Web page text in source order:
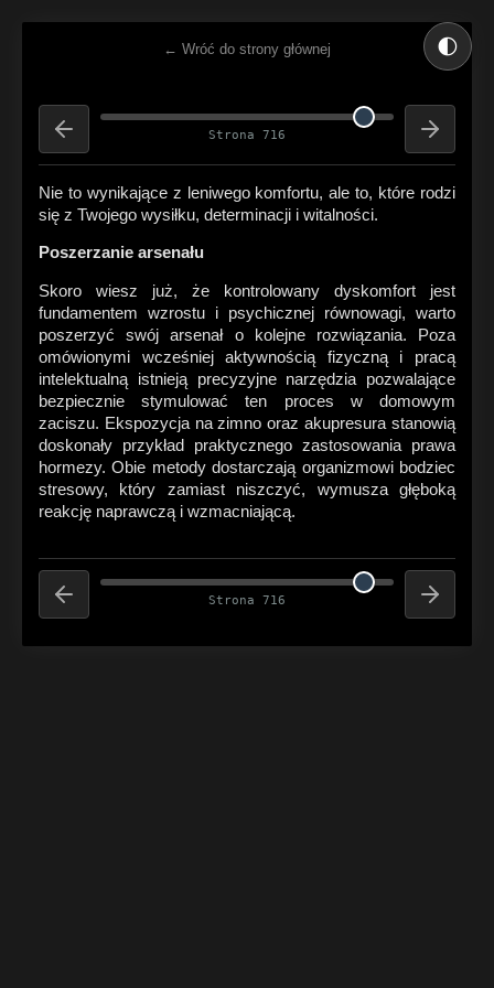
🌓
← Wróć do strony głównej
Strona 716
Nie to wynikające z leniwego komfortu, ale to, które rodzi
się z Twojego wysiłku, determinacji i witalności.
Poszerzanie arsenału
Skoro wiesz już, że kontrolowany dyskomfort jest
fundamentem wzrostu i psychicznej równowagi, warto
poszerzyć swój arsenał o kolejne rozwiązania. Poza
omówionymi wcześniej aktywnością fizyczną i pracą
intelektualną istnieją precyzyjne narzędzia pozwalające
bezpiecznie stymulować ten proces w domowym
zaciszu. Ekspozycja na zimno oraz akupresura stanowią
doskonały przykład praktycznego zastosowania prawa
hormezy. Obie metody dostarczają organizmowi bodziec
stresowy, który zamiast niszczyć, wymusza głęboką
reakcję naprawczą i wzmacniającą.
Strona 716